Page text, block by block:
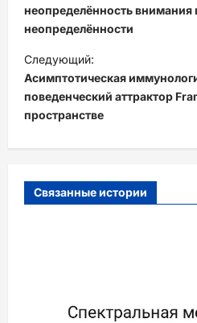
в
и
г
а
ц
з
неопределённость внимания
неопределённости
Следующий:
Асимптотическая
поведенческий аттрактор
пространстве
Связанные истории